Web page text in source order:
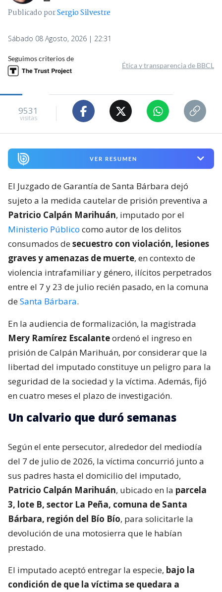
Publicado porSergio Silvestre
Sábado 08 Agosto, 2026 | 22:31
Seguimos criterios de
Ética y transparencia de BBCL
9531
visitas
VER RESUMEN
El Juzgado de Garantía de Santa Bárbara dejó
sujeto a la medida cautelar de prisión preventiva a
Patricio Calpán Marihuán, imputado por el
Ministerio Público como autor de los delitos
consumados desecuestro con violación, lesiones
graves y amenazas de muerte, en contexto de
violencia intrafamiliar y género, ilícitos perpetrados
entre el 7 y 23 de julio recién pasado, en la comuna
deSanta Bárbara.
En la audiencia de formalización, la magistrada
Mery Ramírez Escalanteordenó el ingreso en
prisión de Calpán Marihuán, por considerar que la
libertad del imputado constituye un peligro para la
seguridad de la sociedad y la víctima. Además, fijó
en cuatro meses el plazo de investigación.
Un calvario que duró semanas
Según el ente persecutor, alrededor del mediodía
del 7 de julio de 2026, la víctima concurrió junto a
sus padres hasta el domicilio del imputado,
Patricio Calpán Marihuán, ubicado en la parcela
3, lote B, sector La Peña, comuna de Santa
Bárbara, región del Bío Bío, para solicitarle la
devolución de una motosierra que le habían
prestado.
El imputado aceptó entregar la especie, bajo la
condición de que la víctima se quedara a